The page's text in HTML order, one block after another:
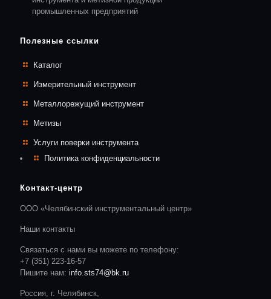
промышленных предприятий
Полезные ссылки
Каталог
Измерительный инструмент
Металлорежущий инструмент
Метизы
Услуги поверки инструмента
Политика конфиденциальности
Контакт-центр
ООО «Челябинский инструментальный центр»
Наши контакты
Связаться с нами вы можете по телефону:
+7 (351) 223-16-57
Пишите нам: info.sts74@bk.ru
Россия, г. Челябинск,